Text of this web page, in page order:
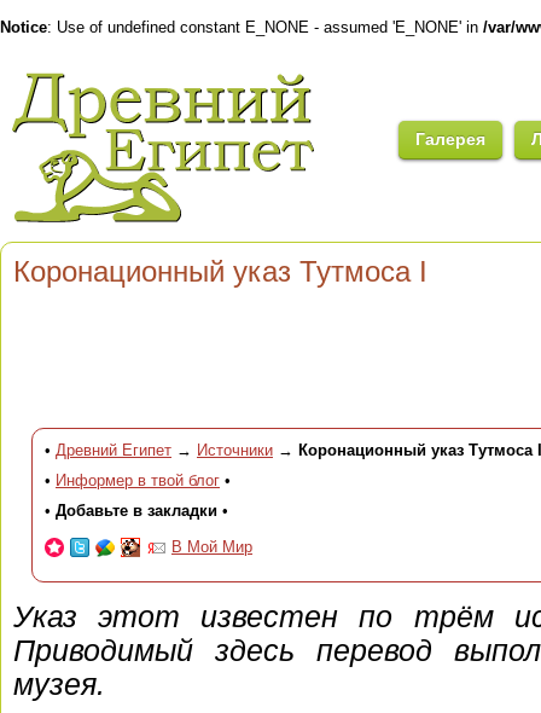
Notice: Use of undefined constant E_NONE - assumed 'E_NONE' in /var/
Галерея
Коронационный указ Тутмоса I
• Древний Египет → Источники → Коронационный указ Тутмоса I
• Информер в твой блог •
• Добавьте в закладки •
В Мой Мир
Указ этот известен по трём
Приводимый здесь перевод
музея.